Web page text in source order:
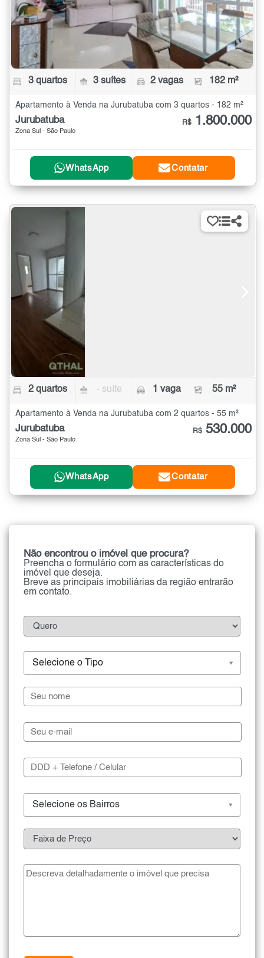
3 quartos 3 suítes 2 vagas 182 m²
Apartamento à Venda na Jurubatuba com 3 quartos - 182 m²
Jurubatuba
Zona Sul - São Paulo
R$ 1.800.000
WhatsApp Contatar
2 quartos - suíte 1 vaga 55 m²
Apartamento à Venda na Jurubatuba com 2 quartos - 55 m²
Jurubatuba
Zona Sul - São Paulo
R$ 530.000
WhatsApp Contatar
Não encontrou o imóvel que procura?
Preencha o formulário com as características do
imóvel que deseja.
Breve as principais imobiliárias da região entrarão
em contato.
Selecione o Tipo
Selecione os Bairros